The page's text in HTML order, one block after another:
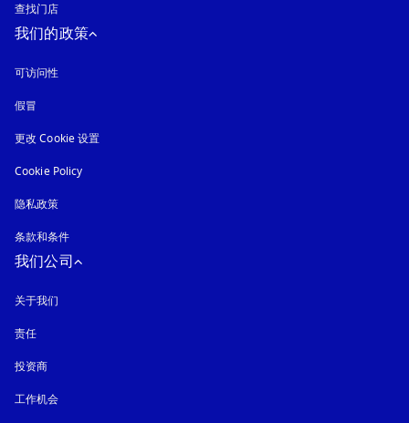
查找门店
我们的政策
可访问性
假冒
更改 Cookie 设置
Cookie Policy
隐私政策
条款和条件
我们公司
关于我们
责任
投资商
工作机会